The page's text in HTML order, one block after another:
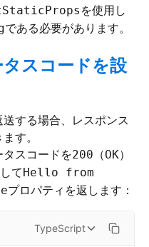
を使用し
である必要があります。
スコードを設
する場合、レスポンス
す。
スコードを200 （OK）
てHello from
プロパティを返します：
TypeScript